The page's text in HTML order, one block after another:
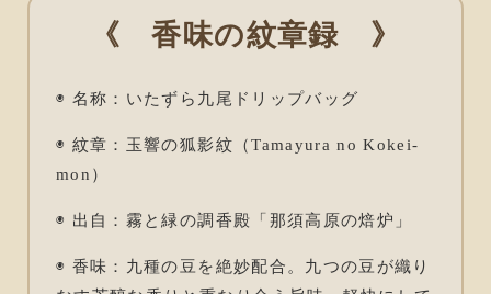
《 香味の紋章録 》
◉ 名称：いたずら九尾ドリップバッグ
◉ 紋章：玉響の狐影紋（Tamayura no Kokei-
mon）
◉ 出自：霧と緑の調香殿「那須高原の焙炉」
◉ 香味：九種の豆を絶妙配合。九つの豆が織り